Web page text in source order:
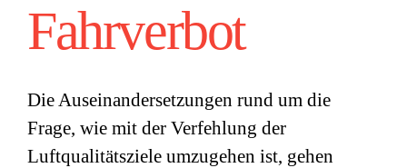
Fahrverbot
Die Auseinandersetzungen rund um die
Frage, wie mit der Verfehlung der
Luftqualitätsziele umzugehen ist, gehen